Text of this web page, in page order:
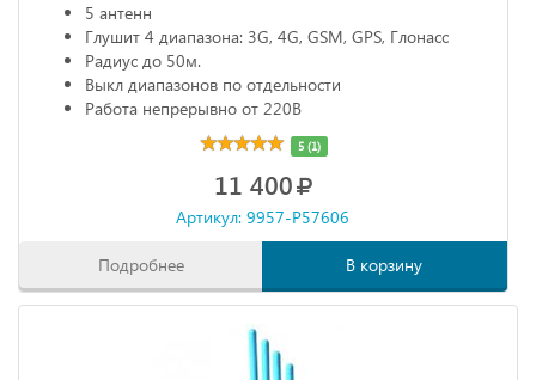
5 антенн
Глушит 4 диапазона: 3G, 4G, GSM, GPS, Глонасс
Радиус до 50м.
Выкл диапазонов по отдельности
Работа непрерывно от 220В
5 (1)
11 400
Артикул: 9957-P57606
Подробнее В корзину